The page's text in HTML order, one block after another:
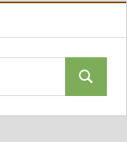
Suchen